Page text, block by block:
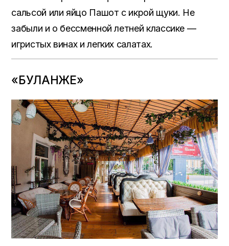
сальсой или яйцо Пашот с икрой щуки. Не
забыли и о бессменной летней классике —
игристых винах и легких салатах.
«БУЛАНЖЕ»